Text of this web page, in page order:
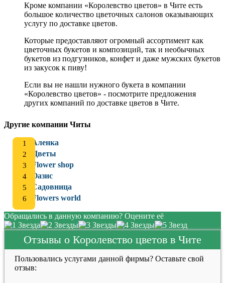
Кроме компании «Королевство цветов» в Чите есть
большое количество цветочных салонов оказывающих
услугу по доставке цветов.
Которые предоставляют огромный ассортимент как
цветочных букетов и композиций, так и необычных
букетов из подгузников, конфет и даже мужских букетов
из закусок к пиву!
Если вы не нашли нужного букета в компании
«Королевство цветов» - посмотрите предложения
других компаний по доставке цветов в Чите.
Другие компании Читы
Аленка
Цветы
Flower shop
Оазис
Садовница
Flowers world
Обращались в данную компанию? Оцените её
Отзывы о Королевство цветов в Чите
Пользовались услугами данной фирмы? Оставьте свой
отзыв: